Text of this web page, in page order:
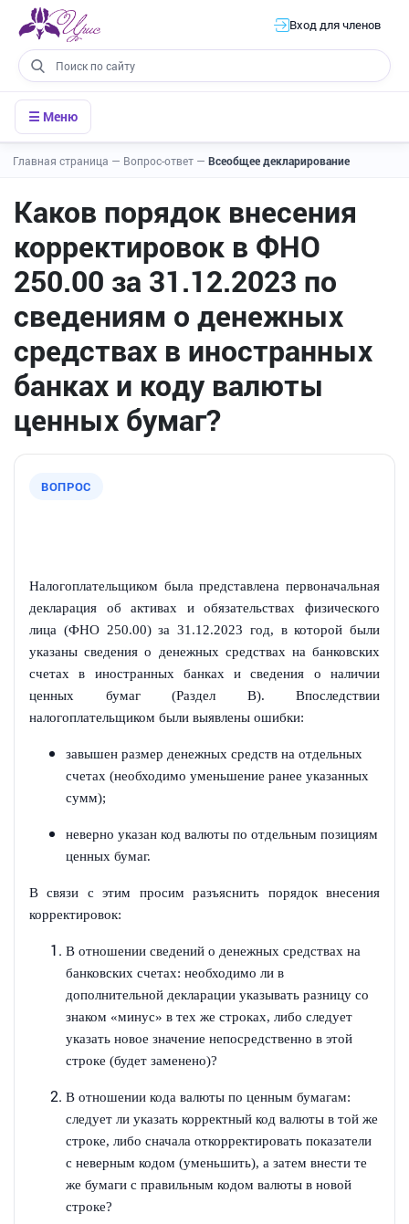
Вход для членов
☰ Меню
Главная страница — Вопрос-ответ — Всеобщее декларирование
Каков порядок внесения
корректировок в ФНО
250.00 за 31.12.2023 по
сведениям о денежных
средствах в иностранных
банках и коду валюты
ценных бумаг?
ВОПРОС
Налогоплательщиком была представлена первоначальная
декларация об активах и обязательствах физического
лица (ФНО 250.00) за 31.12.2023 год, в которой были
указаны сведения о денежных средствах на банковских
счетах в иностранных банках и сведения о наличии
ценных бумаг (Раздел В). Впоследствии
налогоплательщиком были выявлены ошибки:
завышен размер денежных средств на отдельных
счетах (необходимо уменьшение ранее указанных
сумм);
неверно указан код валюты по отдельным позициям
ценных бумаг.
В связи с этим просим разъяснить порядок внесения
корректировок:
В отношении сведений о денежных средствах на
банковских счетах: необходимо ли в
дополнительной декларации указывать разницу со
знаком «минус» в тех же строках, либо следует
указать новое значение непосредственно в этой
строке (будет заменено)?
В отношении кода валюты по ценным бумагам:
следует ли указать корректный код валюты в той же
строке, либо сначала откорректировать показатели
с неверным кодом (уменьшить), а затем внести те
же бумаги с правильным кодом валюты в новой
строке?